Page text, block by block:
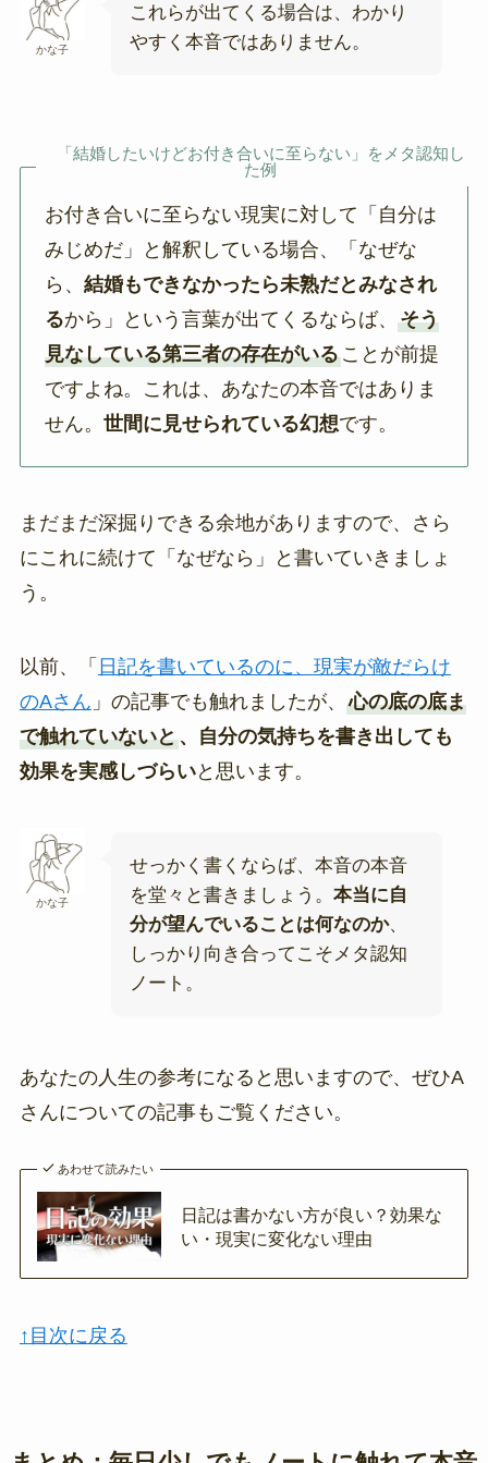
かな子
これらが出てくる場合は、わかり
やすく本音ではありません。
「結婚したいけどお付き合いに至らない」をメタ認知し
た例
お付き合いに至らない現実に対して「自分は
みじめだ」と解釈している場合、「なぜな
ら、結婚もできなかったら未熟だとみなされ
るから」という言葉が出てくるならば、そう
見なしている第三者の存在がいることが前提
ですよね。これは、あなたの本音ではありま
せん。世間に見せられている幻想です。
まだまだ深掘りできる余地がありますので、さら
にこれに続けて「なぜなら」と書いていきましょ
う。
以前、「 日記を書いているのに、現実が敵だらけ
のAさん 」の記事でも触れましたが、 心の底の底ま
で触れていないと、自分の気持ちを書き出しても
効果を実感しづらいと思います。
かな子
せっかく書くならば、本音の本音
を堂々と書きましょう。 本当に自
分が望んでいることは何なのか、
しっかり向き合ってこそメタ認知
ノート。
あなたの人生の参考になると思いますので、ぜひA
さんについての記事もご覧ください。
あわせて読みたい
日記は書かない方が良い？効果な
い・現実に変化ない理由
↑目次に戻る